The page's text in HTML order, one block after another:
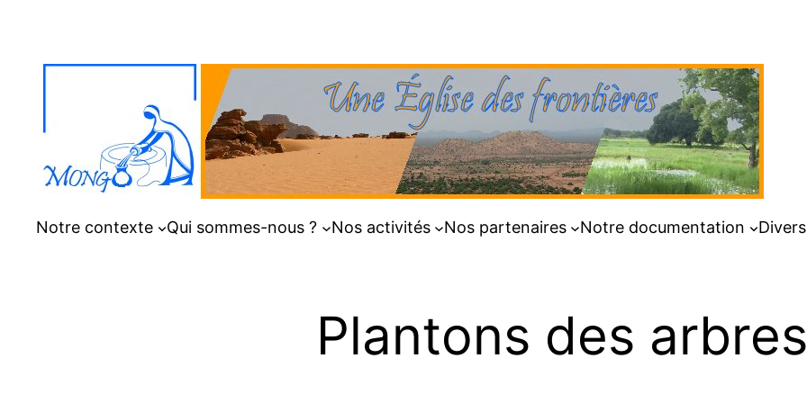
contenu
Notre contexte Qui sommes-nous ? Nos activités Nos partenaires Notre documentation Divers
Plantons des